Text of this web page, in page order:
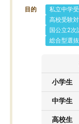
目的 私立中学
高校受験
国公立2次
総合型選
小学生
中学生
高校生